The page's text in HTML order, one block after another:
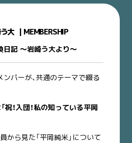
大 MEMBERSHIP
日記 〜岩崎う大より〜
バーが、共通のテーマで綴る
祝！入団！私の知っている平岡
から見た「平岡純米」について